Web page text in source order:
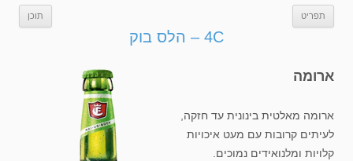
תפריט תוכן
4C – הלס בוק
ארומה
ארומה מאלטית בינונית עד חזקה,
לעיתים קרובות עם מעט איכויות
קלויות ומלנואידים נמוכים.